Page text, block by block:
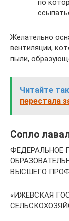
по
Желательно
вентиляции,
пыли,
Читайте
перестала
Сопло
ФЕДЕРАЛЬНОЕ
ВЫСШЕГО
«ИЖЕВСКАЯ